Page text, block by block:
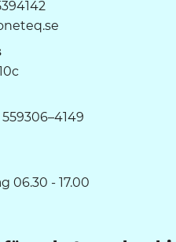
559306–4149
06.30 - 17.00